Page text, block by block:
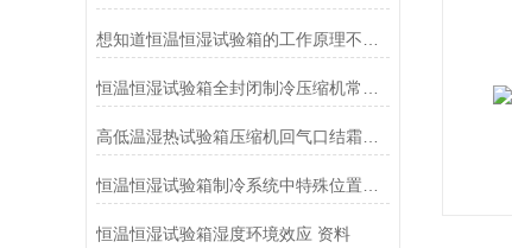
高低温湿热试验箱压缩机回气口结霜的原因都在这里了！
恒温恒湿试验箱湿度环境效应 资料